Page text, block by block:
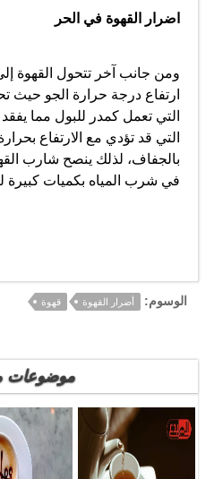
اضرار القهوة في الحر
ومن جانب آخر تتحول
ارتفاع درجة حرارة الجو حيث
التي تعمل كمدر للبول مما
التي قد تؤدي مع الارتفاع
بالجفاف، لذلك ينصح شارب
في شرب المياه بكميات كبيرة
الوسوم: أضرار القهوة قهوة
موضوعات